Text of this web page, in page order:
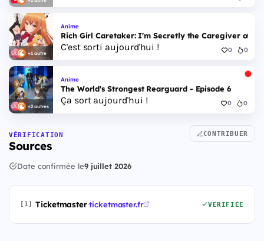
+1 autre
Anime
Rich Girl Caretaker: I'm Secretly the Caregiver of
C'est sorti aujourd'hui ! 0 0
+2 autres
Anime
The World's Strongest Rearguard - Episode 6
Ça sort aujourd'hui ! 0 0
VÉRIFICATION
Sources
CONTRIBUER
Date confirmée le9 juillet 2026
[1] Ticketmaster·ticketmaster.fr VÉRIFIÉE